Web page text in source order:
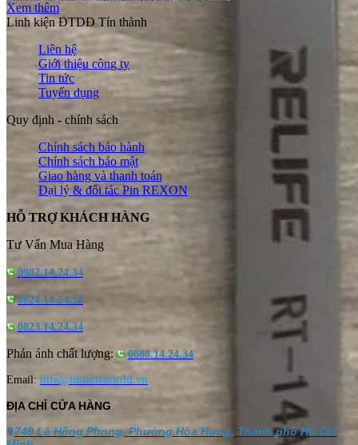
Xem thêm
Linh kiện ĐTDĐ Tín thành
Liên hệ
Giới thiệu công ty
Tin tức
Tuyển dụng
Quy định - chính sách
Chính sách bảo hành
Chính sách bảo mật
Giao hàng và thanh toán
Đại lý & đối tác Pin REXON
HỖ TRỢ KHÁCH HÀNG
Tư Vấn Mua Hàng
0982.14.24.34
0824.14.24.34
0823.14.24.34
Phản ánh chất lượng: 0888.14.24.34
Email: info@linhkiendtdd.vn
ĐỊA CHỈ CỬA HÀNG
749 Lê Hồng Phong, Phường Hòa Hưng, Thành phố Hồ Chí